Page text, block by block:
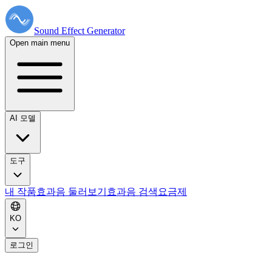
Sound Effect Generator
Open main menu
AI 모델
도구
내 작품효과음 둘러보기 효과음 검색 요금제
KO
로그인